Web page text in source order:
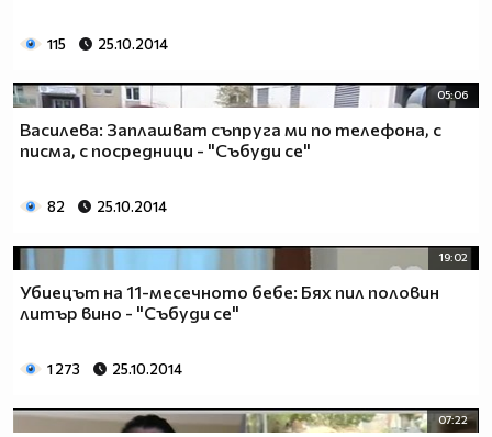
115 25.10.2014
05:06
Василева: Заплашват съпруга ми по телефона, с
писма, с посредници - "Събуди се"
82 25.10.2014
19:02
Убиецът на 11-месечното бебе: Бях пил половин
литър вино - "Събуди се"
1 273 25.10.2014
07:22